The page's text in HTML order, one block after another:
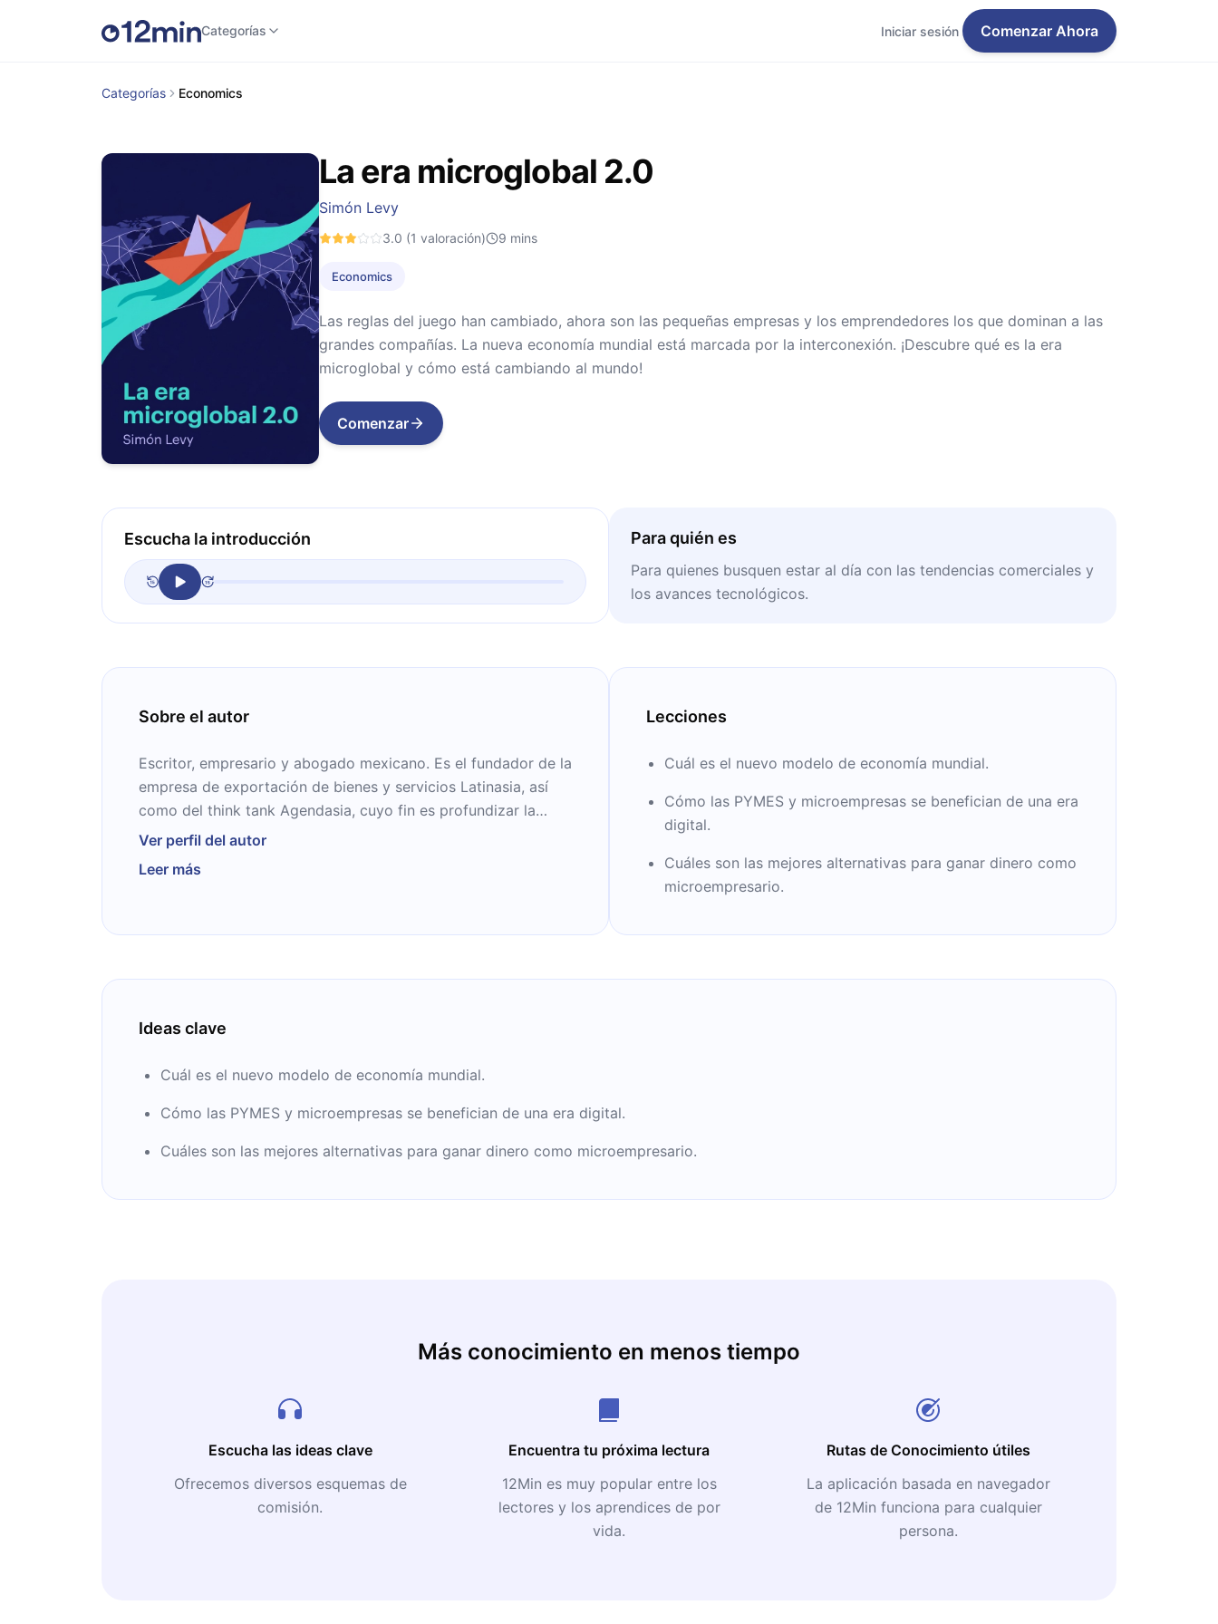
Categorías Iniciar sesión Comenzar Ahora
Categorías Economics
La era microglobal 2.0
Simón Levy
3.0 (1 valoración) 9 mins
Economics
Las reglas del juego han cambiado, ahora son las pequeñas empresas y los emprendedores los que dominan a las
grandes compañías. La nueva economía mundial está marcada por la interconexión. ¡Descubre qué es la era
microglobal y cómo está cambiando al mundo!
Comenzar
Escucha la introducción Para quién es
Para quienes busquen estar al día con las tendencias comerciales y
los avances tecnológicos.
Sobre el autor
Escritor, empresario y abogado mexicano. Es el fundador de la
empresa de exportación de bienes y servicios Latinasia, así
como del think tank Agendasia, cuyo fin es profundizar la
investigación del mercado chino. Fue galardonado con el
Mexicana de Geografía y Estadística.
Ver perfil del autor
Leer más
Lecciones
Cuál es el nuevo modelo de economía mundial.
Cómo las PYMES y microempresas se benefician de una era
digital.
Cuáles son las mejores alternativas para ganar dinero como
microempresario.
Ideas clave
Cuál es el nuevo modelo de economía mundial.
Cómo las PYMES y microempresas se benefician de una era digital.
Cuáles son las mejores alternativas para ganar dinero como microempresario.
Más conocimiento en menos tiempo
Escucha las ideas clave
Ofrecemos diversos esquemas de
comisión.
Encuentra tu próxima lectura
12Min es muy popular entre los
lectores y los aprendices de por
vida.
Rutas de Conocimiento útiles
La aplicación basada en navegador
de 12Min funciona para cualquier
persona.